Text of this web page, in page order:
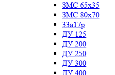
ЗМС 65х35
ЗМС 80х70
33а17р
ДУ 125
ДУ 200
ДУ 250
ДУ 300
ДУ 400